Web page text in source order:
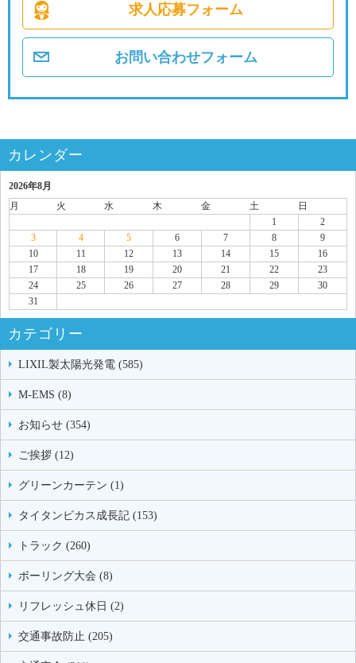
求人応募フォーム
お問い合わせフォーム
カレンダー
2026年8月
月
火 水 木 金 土
日
1
2
3
4 5 6 7 8
9
10
11 12 13 14 15
16
17
18 19 20 21 22
23
24
25 26 27 28 29
30
31
カテゴリー
LIXIL製太陽光発電 (585)
M-EMS (8)
お知らせ (354)
ご挨拶 (12)
グリーンカーテン (1)
タイタンビカス成長記 (153)
トラック (260)
ボーリング大会 (8)
リフレッシュ休日 (2)
交通事故防止 (205)